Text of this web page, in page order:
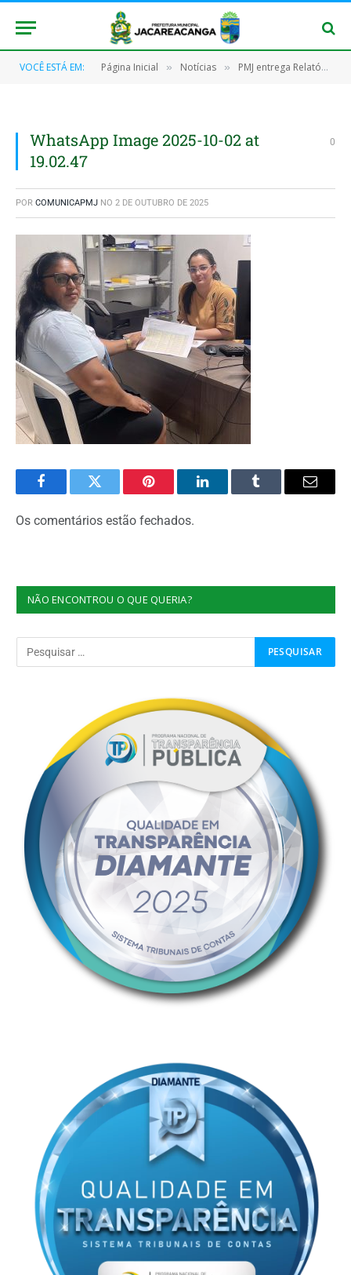
VOCÊ ESTÁ EM: Página Inicial » Notícias » PMJ entrega Relatório de Repercussão Educacional do Bolsa Família
WhatsApp Image 2025-10-02 at
19.02.47
0
POR COMUNICAPMJ NO 2 DE OUTUBRO DE 2025
FacebookTwitter Pinterest O
Tumblr
E-
Os comentários estão fechados.
NÃO ENCONTROU O QUE QUERIA?